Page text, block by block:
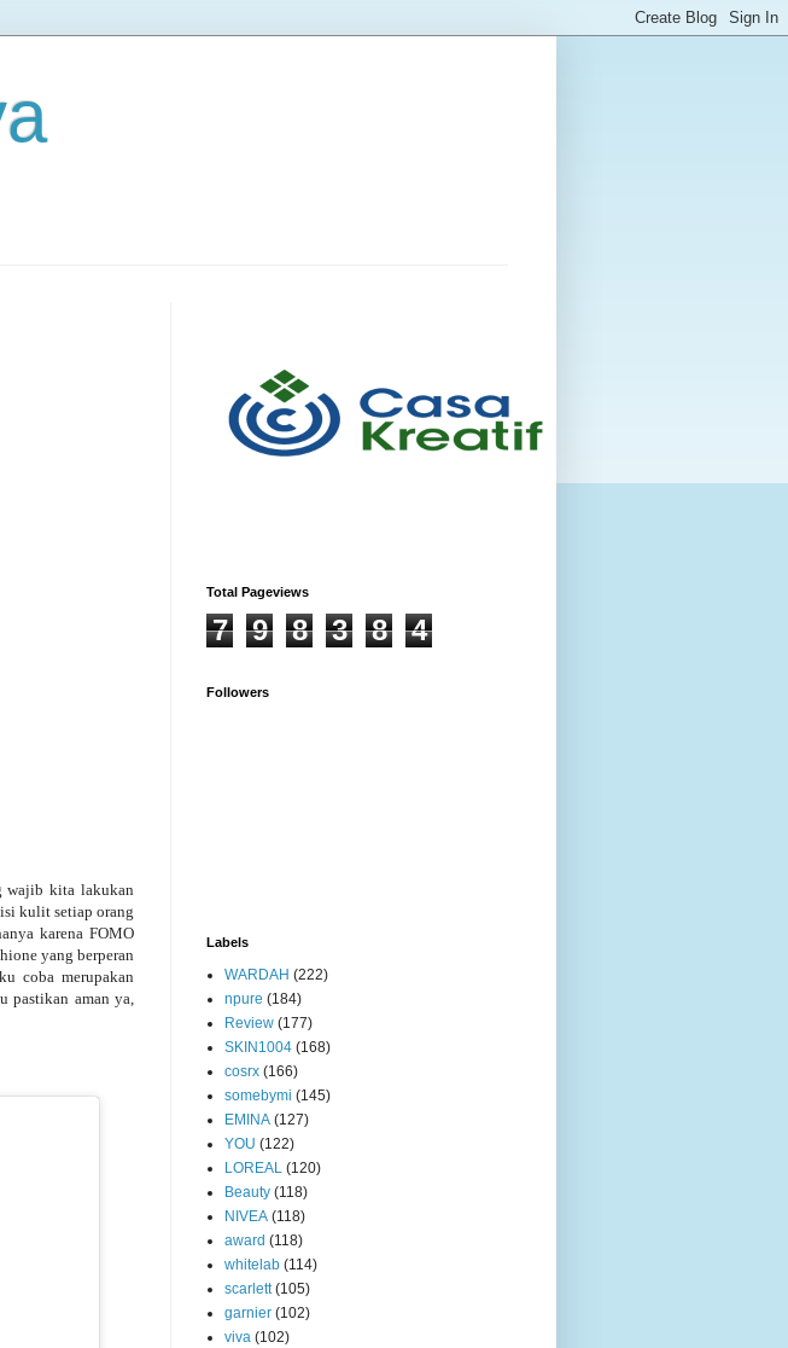
wajib kita lakukan
kulit setiap orang
karena FOMO
yang berperan
coba merupakan
pastikan aman ya,
Total Pageviews
7 9 8 3 8 4
Followers
Labels
WARDAH (222)
npure (184)
Review (177)
SKIN1004 (168)
cosrx (166)
somebymi (145)
EMINA (127)
YOU (122)
LOREAL (120)
Beauty (118)
NIVEA (118)
award (118)
whitelab (114)
scarlett (105)
garnier (102)
viva (102)